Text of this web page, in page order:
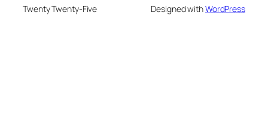
Twenty Twenty-Five Designed withWordPress